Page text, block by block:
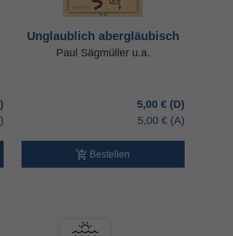
Unglaublich abergläubisch
Paul Sägmüller u.a.
5,00 €
5,00 €
Bestellen